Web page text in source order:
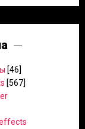
[46]
[567]